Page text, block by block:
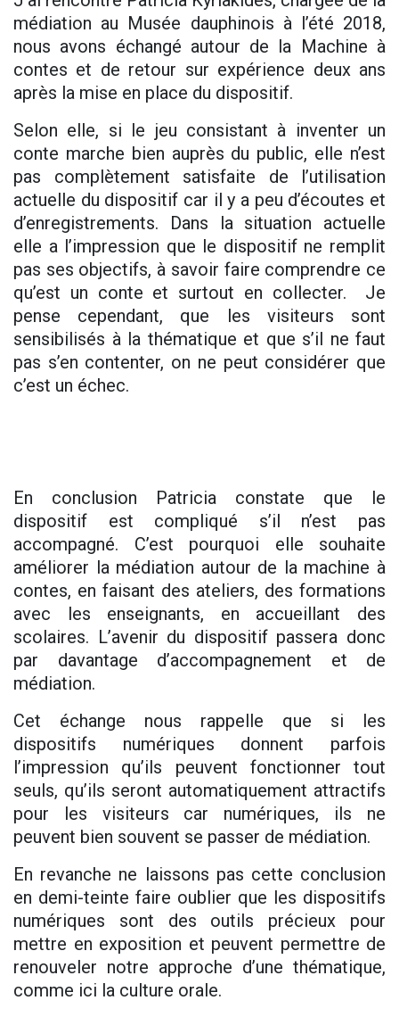
médiation au Musée dauphinois à l’été 2018,
nous avons échangé autour de la Machine à
contes et de retour sur expérience deux ans
après la mise en place du dispositif.
Selon elle, si le jeu consistant à inventer un
conte marche bien auprès du public, elle n’est
pas complètement satisfaite de l’utilisation
actuelle du dispositif car il y a peu d’écoutes et
d’enregistrements. Dans la situation actuelle
elle a l’impression que le dispositif ne remplit
pas ses objectifs, à savoir faire comprendre ce
qu’est un conte et surtout en collecter. Je
pense cependant, que les visiteurs sont
sensibilisés à la thématique et que s’il ne faut
pas s’en contenter, on ne peut considérer que
c’est un échec.
En conclusion Patricia constate que le
dispositif est compliqué s’il n’est pas
accompagné. C’est pourquoi elle souhaite
améliorer la médiation autour de la machine à
contes, en faisant des ateliers, des formations
avec les enseignants, en accueillant des
scolaires. L’avenir du dispositif passera donc
par davantage d’accompagnement et de
médiation.
Cet échange nous rappelle que si les
dispositifs numériques donnent parfois
l’impression qu’ils peuvent fonctionner tout
seuls, qu’ils seront automatiquement attractifs
pour les visiteurs car numériques, ils ne
peuvent bien souvent se passer de médiation.
En revanche ne laissons pas cette conclusion
en demi-teinte faire oublier que les dispositifs
numériques sont des outils précieux pour
mettre en exposition et peuvent permettre de
renouveler notre approche d’une thématique,
comme ici la culture orale.